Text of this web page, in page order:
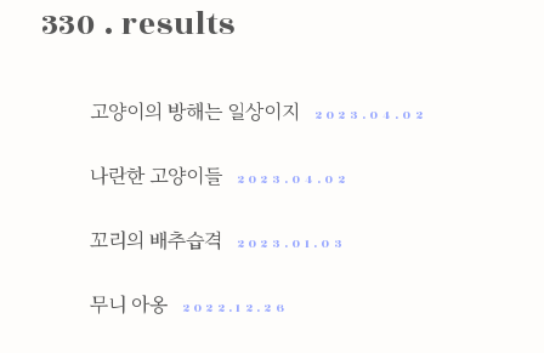
330 . results
고양이의 방해는 일상이지 2023.04.02
나란한 고양이들 2023.04.02
꼬리의 배추습격 2023.01.03
무니 아옹 2022.12.26